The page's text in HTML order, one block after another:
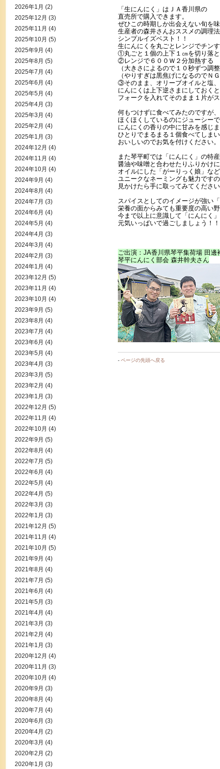
「生にんにく」はＪＡ香川県の
直売所で購入できます。
ぜひこの時期しか出会えない旬を
生産者の森井さんおススメの調理
シンプルイズベスト！！
生にんにくを丸ごとレンジでチン
①丸ごと１個の上下１㎝を切り落
②レンジで６００Ｗ２分加熱する
（大きさによるので１０秒ずつ調
（やりすぎは黒焦げになるのでＮ
③そのまま、オリーブオイルと塩
にんにくは上下逆さまにしておくと
フォークを入れてそのまま１片が
何もつけずに食べてみたのですが、
ほくほくしているのにジューシーで
にんにくの香りの中に甘みを感じ
ひとりでまるまる１個食べてしま
おいしいのでお気を付けください。
また琴平町では「にんにく」の特
醤油や味噌と合わせたりふりかけ
オイルにした「がーりっく娘」な
ユニークなネーミングも魅力です
見かけたら手に取ってみてくださ
スパイスとしてのイメージが強い
栄養の面からみても重要度の高い
今まで以上に意識して「にんにく
元気いっぱいで過ごしましょう！！
ご出演：JA香川県琴平集荷場 田邊
琴平にんにく部会 森井幹夫さん
- ページの先頭へ戻る
2026年1月 (2)
2025年12月 (3)
2025年11月 (4)
2025年10月 (5)
2025年9月 (4)
2025年8月 (5)
2025年7月 (4)
2025年6月 (4)
2025年5月 (4)
2025年4月 (3)
2025年3月 (4)
2025年2月 (4)
2025年1月 (3)
2024年12月 (4)
2024年11月 (4)
2024年10月 (4)
2024年9月 (4)
2024年8月 (4)
2024年7月 (3)
2024年6月 (4)
2024年5月 (4)
2024年4月 (3)
2024年3月 (4)
2024年2月 (3)
2024年1月 (4)
2023年12月 (5)
2023年11月 (4)
2023年10月 (4)
2023年9月 (5)
2023年8月 (4)
2023年7月 (4)
2023年6月 (4)
2023年5月 (4)
2023年4月 (3)
2023年3月 (5)
2023年2月 (4)
2023年1月 (3)
2022年12月 (5)
2022年11月 (4)
2022年10月 (4)
2022年9月 (5)
2022年8月 (4)
2022年7月 (5)
2022年6月 (4)
2022年5月 (4)
2022年4月 (5)
2022年3月 (3)
2022年1月 (3)
2021年12月 (5)
2021年11月 (4)
2021年10月 (5)
2021年9月 (4)
2021年8月 (4)
2021年7月 (5)
2021年6月 (4)
2021年5月 (3)
2021年4月 (4)
2021年3月 (3)
2021年2月 (4)
2021年1月 (3)
2020年12月 (4)
2020年11月 (3)
2020年10月 (4)
2020年9月 (3)
2020年8月 (4)
2020年7月 (4)
2020年6月 (3)
2020年4月 (2)
2020年3月 (4)
2020年2月 (2)
2020年1月 (3)